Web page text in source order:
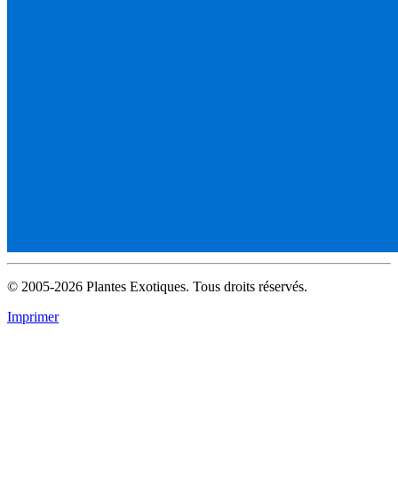
© 2005-2026 Plantes Exotiques. Tous droits réservés.
Imprimer